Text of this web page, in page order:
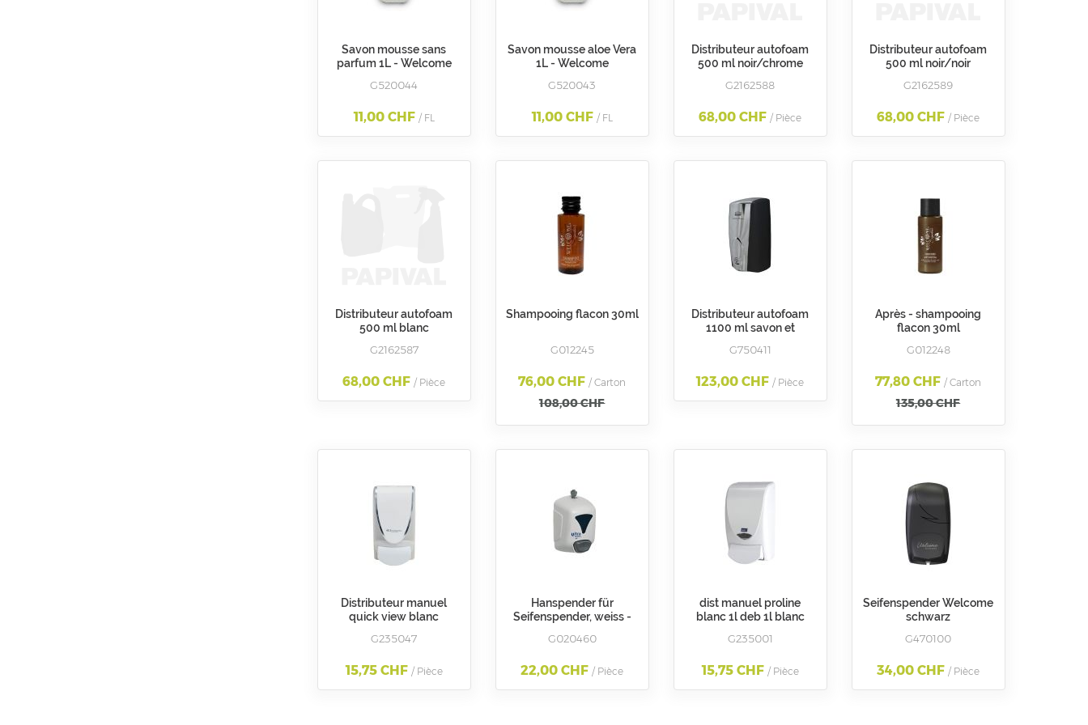
Savon mousse sans
parfum 1L - Welcome
G520044
11,00 CHF / FL
Savon mousse aloe Vera
1L - Welcome
G520043
11,00 CHF / FL
Distributeur autofoam
500 ml noir/chrome
désinfectant
G2162588
68,00 CHF / Pièce
Distributeur autofoam
500 ml noir/noir
désinfectant
G2162589
68,00 CHF / Pièce
Distributeur autofoam
500 ml blanc
désinfectant
G2162587
68,00 CHF / Pièce
Shampooing flacon 30ml
G012245
76,00 CHF / Carton
108,00 CHF
Distributeur autofoam
1100 ml savon et
automatique
Rubbermaid
G750411
123,00 CHF / Pièce
Après - shampooing
flacon 30ml
G012248
77,80 CHF / Carton
135,00 CHF
Distributeur manuel
quick view blanc
transparent savon
G235047
15,75 CHF / Pièce
Hanspender für
Seifenspender, weiss -
G020460
22,00 CHF / Pièce
dist manuel proline
blanc 1l deb 1l blanc
G235001
15,75 CHF / Pièce
Seifenspender Welcome
schwarz
G470100
34,00 CHF / Pièce